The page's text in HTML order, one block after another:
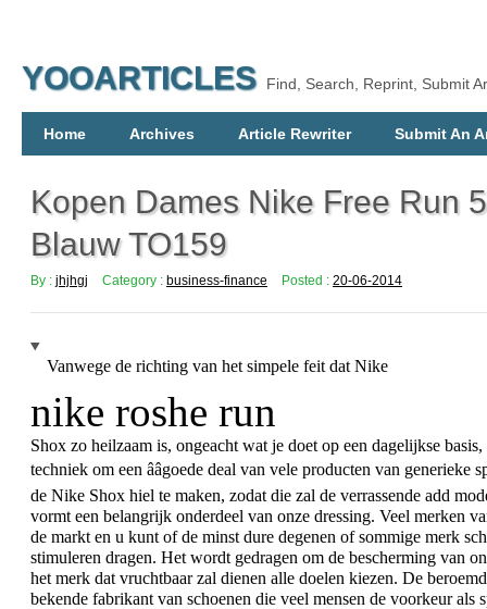
YOOARTICLES Find, Search, Reprint, Submit
Home Archives Article Rewriter Submit An
Kopen Dames Nike Free Run
Blauw TO159
By : jhjhgj Category : business-finance Posted : 20-06-2014
Vanwege de richting van het simpele feit dat Nike
nike roshe run
Shox zo heilzaam is, ongeacht wat je doet op een dagelijkse
techniek om een ââgoede deal van vele producten van
de Nike Shox hiel te maken, zodat die zal de verrassende add
vormt een belangrijk onderdeel van onze dressing. Veel merken
de markt en u kunt of de minst dure degenen of sommige merk
stimuleren dragen. Het wordt gedragen om de bescherming van
het merk dat vruchtbaar zal dienen alle doelen kiezen. De
bekende fabrikant van schoenen die veel mensen de voorkeur als